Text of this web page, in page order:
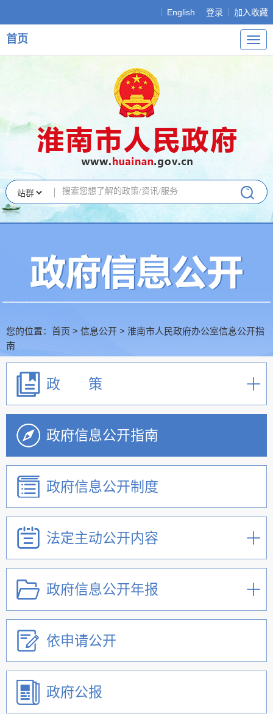
English 登录 加入收藏
导
航
首页
您的位置： 首页 > 信息公开 > 淮南市人民政府办公室信息公开指
南
政 策
政府信息公开指南
政府信息公开制度
法定主动公开内容
政府信息公开年报
依申请公开
政府公报